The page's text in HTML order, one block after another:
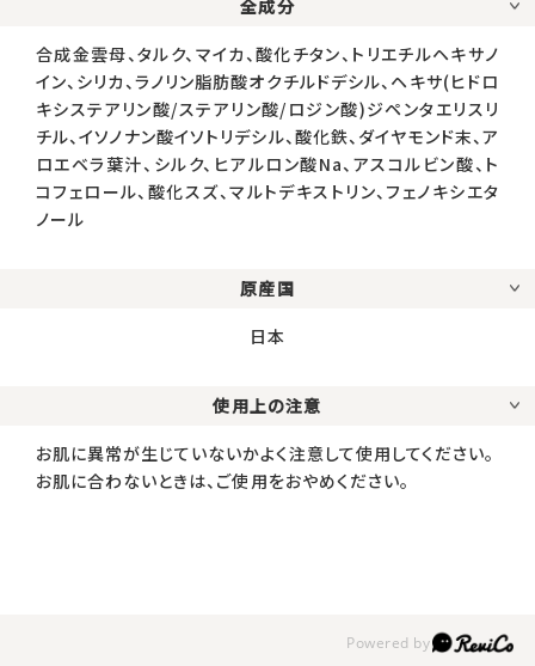
全成分
合成金雲母、タルク、マイカ、酸化チタン、トリエチルヘキサノ
イン、シリカ、ラノリン脂肪酸オクチルドデシル、ヘキサ(ヒドロ
キシステアリン酸/ステアリン酸/ロジン酸)ジペンタエリスリ
チル、イソノナン酸イソトリデシル、酸化鉄、ダイヤモンド末、ア
ロエベラ葉汁、シルク、ヒアルロン酸Na、アスコルビン酸、ト
コフェロール、酸化スズ、マルトデキストリン、フェノキシエタ
ノール
原産国
日本
使用上の注意
お肌に異常が生じていないかよく注意して使用してください。
お肌に合わないときは、ご使用をおやめください。